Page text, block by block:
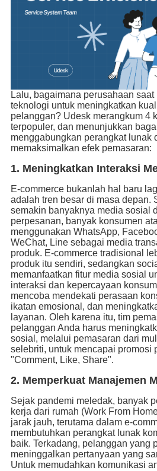
Lalu, bagaimana perusahaan
teknologi untuk meningkatkan
pelanggan? Udesk merangkum 4
terpopuler, dan menunjukkan
menggabungkan perangkat lunak
memaksimalkan efek pemasaran:
1. Meningkatkan Interaksi
E-commerce bukanlah hal baru
adalah tren besar di masa depan.
semakin banyaknya media sosial
perpesanan, banyak konsumen
menggunakan WhatsApp,
WeChat, Line sebagai media
produk. E-commerce tradisional
produk itu sendiri, sedangkan
memanfaatkan fitur media sosial
interaksi dan kepercayaan
mencoba mendekati perasaan
ikatan emosional, dan
layanan. Oleh karena itu, tim
pelanggan Anda harus
sosial, melalui pemasaran dari
selebriti, untuk mencapai promosi
"Comment, Like, Share".
2. Memperkuat Manajemen
Sejak pandemi meledak, banyak
kerja dari rumah (Work From
jarak jauh, terutama dalam e-
membutuhkan perangkat lunak
baik. Terkadang, pelanggan yang
meninggalkan pertanyaan yang
Untuk memudahkan komunikasi